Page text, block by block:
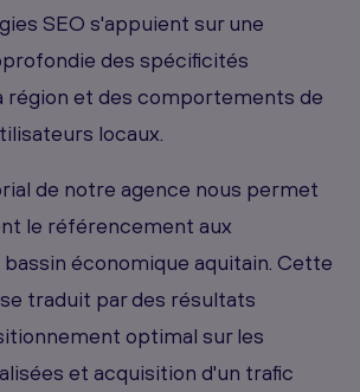
SEO s'appuient sur une
des spécificités
région et des comportements de
locaux.
de notre agence nous permet
le référencement aux
économique aquitain. Cette
traduit par des résultats
optimal sur les
et acquisition d'un trafic